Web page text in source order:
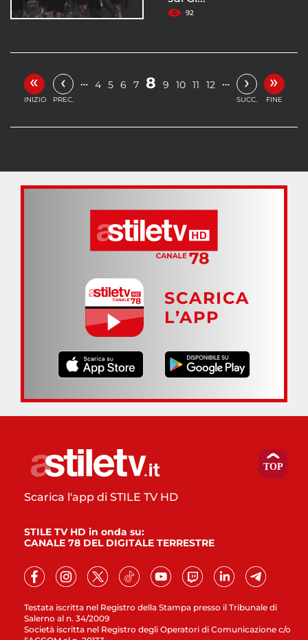
92
«
INIZIO
‹
PREC.
… 4 5 6 7 8 9 10 11 12 … ›
SUCC.
»
FINE
SCARICA
L’APP
Testata iscritta nel Registro della Stampa presso il Tribunale di
Salerno al n. 34/2009
Società iscritta nel Registro degli Operatori di Comunicazione c/o
Scarica l'app di STILE TV HD
STILE TV HD in onda su:
CANALE 78 DEL DIGITALE TERRESTRE